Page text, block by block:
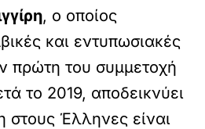
, ο οποίος
και εντυπωσιακές
πρώτη του συμμετοχή
το 2019, αποδεικνύει
στους Έλληνες είναι